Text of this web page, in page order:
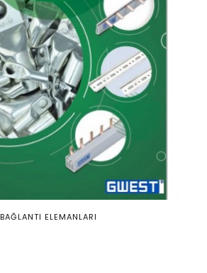
BAĞLANTI ELEMANLARI